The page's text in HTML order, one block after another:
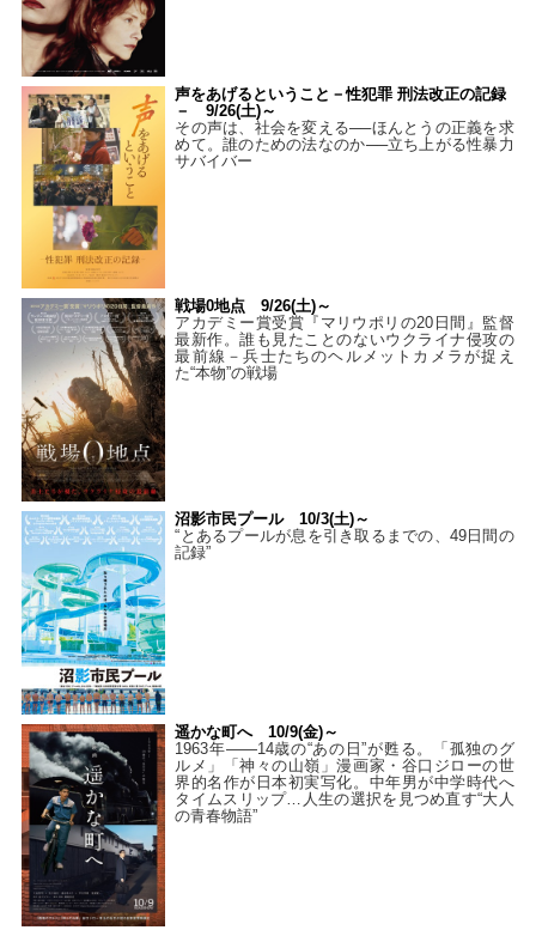
声をあげるということ－性犯罪 刑法改正の記録
－ 9/26(土)～
その声は、社会を変える──ほんとうの正義を求
めて。誰のための法なのか──立ち上がる性暴力
サバイバー
戦場0地点 9/26(土)～
アカデミー賞受賞『マリウポリの20日間』監督
最新作。誰も見たことのないウクライナ侵攻の
最前線－兵士たちのヘルメットカメラが捉え
た“本物”の戦場
沼影市民プール 10/3(土)～
“とあるプールが息を引き取るまでの、49日間の
記録”
遥かな町へ 10/9(金)～
1963年――14歳の“あの日”が甦る。「孤独のグ
ルメ」「神々の山嶺」漫画家・谷口ジローの世
界的名作が日本初実写化。中年男が中学時代へ
タイムスリップ…人生の選択を見つめ直す“大人
の青春物語”